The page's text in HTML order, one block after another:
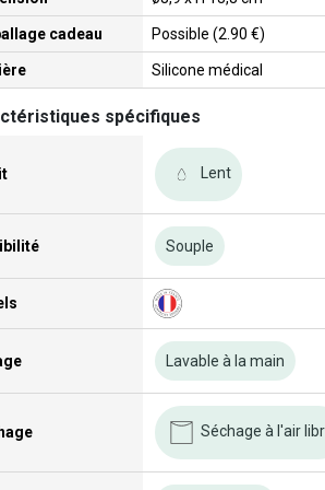
cadeau Possible (2.90 €)
Silicone médical
spécifiques
Lent
Souple
Lavable à la main
Séchage à l'air